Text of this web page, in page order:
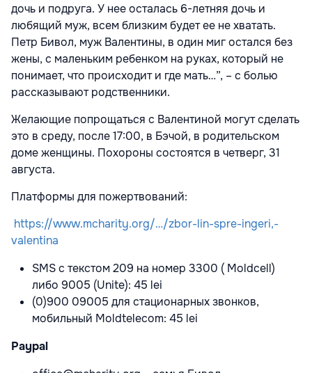
дочь и подруга. У нее осталась 6-летняя дочь и
любящий муж, всем близким будет ее не хватать.
Петр Бивол, муж Валентины, в один миг остался без
жены, с маленьким ребенком на руках, который не
понимает, что происходит и где мать…”, – с болью
рассказывают родственники.
Желающие попрощаться с Валентиной могут сделать
это в среду, после 17:00, в Бэчой, в родительском
доме женщины. Похороны состоятся в четверг, 31
августа.
Платформы для пожертвований:
https://www.mcharity.org/…/zbor-lin-spre-ingeri,-
valentina
SMS с текстом 209 на номер 3300 ( Moldcell)
либо 9005 (Unite): 45 lei
(0)900 09005 для стационарных звонков,
мобильный Moldtelecom: 45 lei
Paypal